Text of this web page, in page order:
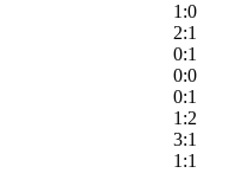
1:0
2:1
0:1
0:0
0:1
1:2
3:1
1:1